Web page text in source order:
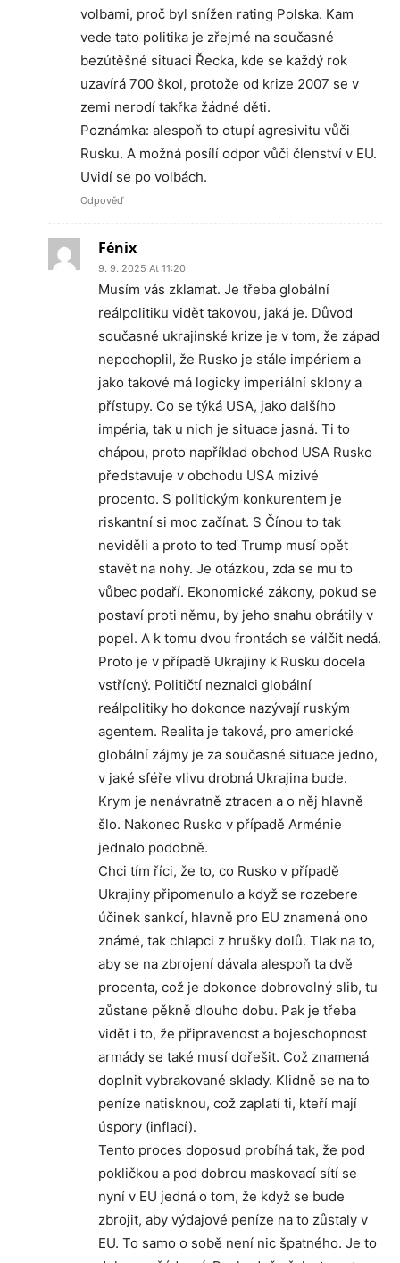
volbami, proč byl snížen rating Polska. Kam
vede tato politika je zřejmé na současné
bezútěšné situaci Řecka, kde se každý rok
uzavírá 700 škol, protože od krize 2007 se v
zemi nerodí takřka žádné děti.
Poznámka: alespoň to otupí agresivitu vůči
Rusku. A možná posílí odpor vůči členství v EU.
Uvidí se po volbách.
Odpověď
Fénix
9. 9. 2025 At 11:20
Musím vás zklamat. Je třeba globální
reálpolitiku vidět takovou, jaká je. Důvod
současné ukrajinské krize je v tom, že západ
nepochoplil, že Rusko je stále impériem a
jako takové má logicky imperiální sklony a
přístupy. Co se týká USA, jako dalšího
impéria, tak u nich je situace jasná. Ti to
chápou, proto například obchod USA Rusko
představuje v obchodu USA mizivé
procento. S politickým konkurentem je
riskantní si moc začínat. S Čínou to tak
neviděli a proto to teď Trump musí opět
stavět na nohy. Je otázkou, zda se mu to
vůbec podaří. Ekonomické zákony, pokud se
postaví proti němu, by jeho snahu obrátily v
popel. A k tomu dvou frontách se válčit nedá.
Proto je v případě Ukrajiny k Rusku docela
vstřícný. Političtí neznalci globální
reálpolitiky ho dokonce nazývají ruským
agentem. Realita je taková, pro americké
globální zájmy je za současné situace jedno,
v jaké sféře vlivu drobná Ukrajina bude.
Krym je nenávratně ztracen a o něj hlavně
šlo. Nakonec Rusko v případě Arménie
jednalo podobně.
Chci tím říci, že to, co Rusko v případě
Ukrajiny připomenulo a když se rozebere
účinek sankcí, hlavně pro EU znamená ono
známé, tak chlapci z hrušky dolů. Tlak na to,
aby se na zbrojení dávala alespoň ta dvě
procenta, což je dokonce dobrovolný slib, tu
zůstane pěkně dlouho dobu. Pak je třeba
vidět i to, že připravenost a bojeschopnost
armády se také musí dořešit. Což znamená
doplnit vybrakované sklady. Klidně se na to
peníze natisknou, což zaplatí ti, kteří mají
úspory (inflací).
Tento proces doposud probíhá tak, že pod
pokličkou a pod dobrou maskovací sítí se
nyní v EU jedná o tom, že když se bude
zbrojit, aby výdajové peníze na to zůstaly v
EU. To samo o sobě není nic špatného. Je to